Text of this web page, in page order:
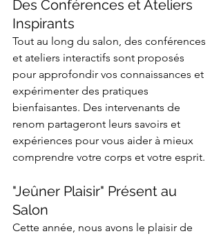
Des Conférences et Ateliers
Inspirants
Tout au long du salon, des conférences
et ateliers interactifs sont proposés
pour approfondir vos connaissances et
expérimenter des pratiques
bienfaisantes. Des intervenants de
renom partageront leurs savoirs et
expériences pour vous aider à mieux
comprendre votre corps et votre esprit.
"Jeûner Plaisir" Présent au
Salon
Cette année, nous avons le plaisir de